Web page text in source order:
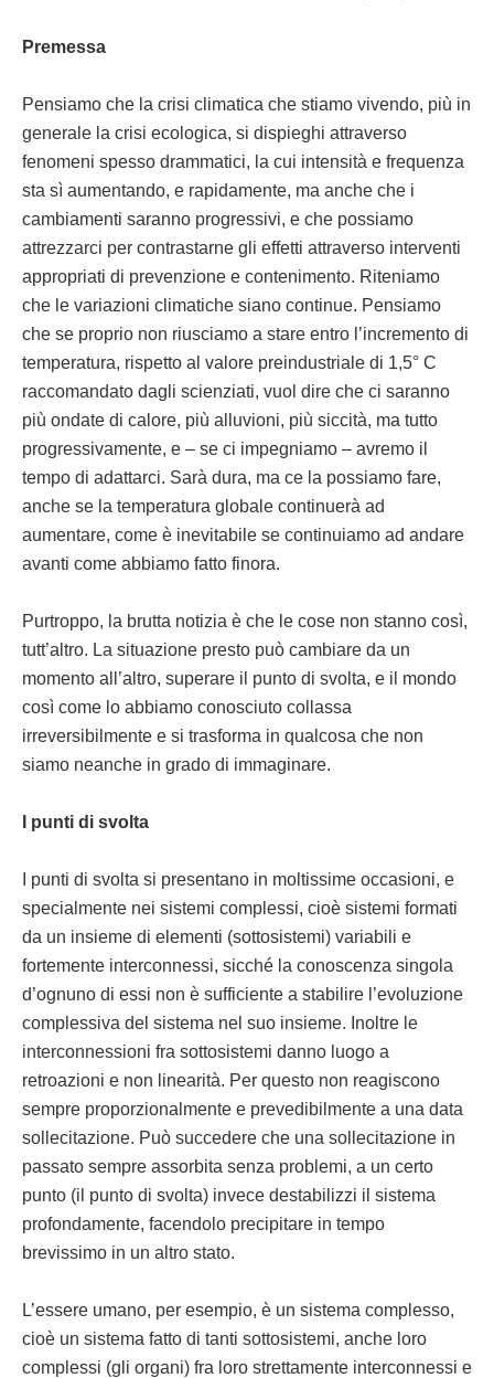
Premessa
Pensiamo che la crisi climatica che stiamo vivendo, più in
generale la crisi ecologica, si dispieghi attraverso
fenomeni spesso drammatici, la cui intensità e frequenza
sta sì aumentando, e rapidamente, ma anche che i
cambiamenti saranno progressivi, e che possiamo
attrezzarci per contrastarne gli effetti attraverso interventi
appropriati di prevenzione e contenimento. Riteniamo
che le variazioni climatiche siano continue. Pensiamo
che se proprio non riusciamo a stare entro l’incremento di
temperatura, rispetto al valore preindustriale di 1,5° C
raccomandato dagli scienziati, vuol dire che ci saranno
più ondate di calore, più alluvioni, più siccità, ma tutto
progressivamente, e – se ci impegniamo – avremo il
tempo di adattarci. Sarà dura, ma ce la possiamo fare,
anche se la temperatura globale continuerà ad
aumentare, come è inevitabile se continuiamo ad andare
avanti come abbiamo fatto finora.
Purtroppo, la brutta notizia è che le cose non stanno così,
tutt’altro. La situazione presto può cambiare da un
momento all’altro, superare il punto di svolta, e il mondo
così come lo abbiamo conosciuto collassa
irreversibilmente e si trasforma in qualcosa che non
siamo neanche in grado di immaginare.
I punti di svolta
I punti di svolta si presentano in moltissime occasioni, e
specialmente nei sistemi complessi, cioè sistemi formati
da un insieme di elementi (sottosistemi) variabili e
fortemente interconnessi, sicché la conoscenza singola
d’ognuno di essi non è sufficiente a stabilire l’evoluzione
complessiva del sistema nel suo insieme. Inoltre le
interconnessioni fra sottosistemi danno luogo a
retroazioni e non linearità. Per questo non reagiscono
sempre proporzionalmente e prevedibilmente a una data
sollecitazione. Può succedere che una sollecitazione in
passato sempre assorbita senza problemi, a un certo
punto (il punto di svolta) invece destabilizzi il sistema
profondamente, facendolo precipitare in tempo
brevissimo in un altro stato.
L’essere umano, per esempio, è un sistema complesso,
cioè un sistema fatto di tanti sottosistemi, anche loro
complessi (gli organi) fra loro strettamente interconnessi e